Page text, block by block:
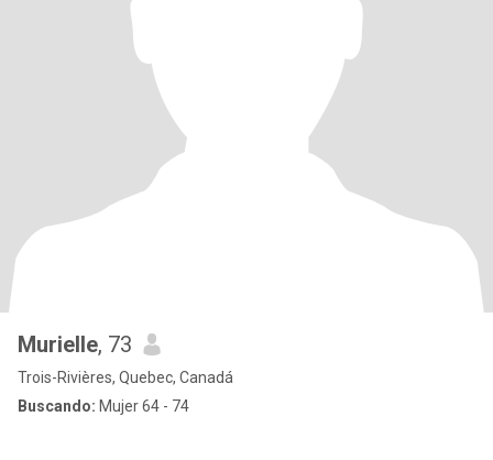
Murielle, 73
Trois-Rivières, Quebec, Canadá
Buscando: Mujer 64 - 74